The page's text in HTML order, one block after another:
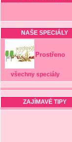
NAŠE SPECIÁLY
Prostřeno
všechny speciály
ZAJÍMAVÉ TIPY